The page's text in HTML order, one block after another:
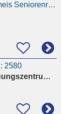
Pflegedienstleitung (m/w/d) emeis Seniorenresidenz Corbinian
2580
Einrichtungsverbund Betreuungszentrum Steinhöring